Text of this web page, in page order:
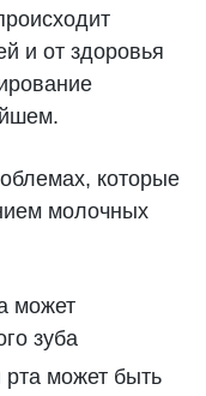
и от здоровья
которые
молочных
может
зуба
может быть